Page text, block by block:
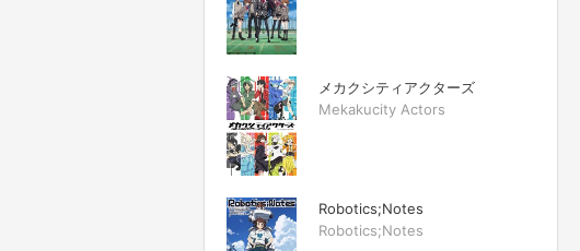
メカクシティアクターズ
Mekakucity Actors
Robotics;Notes
Robotics;Notes